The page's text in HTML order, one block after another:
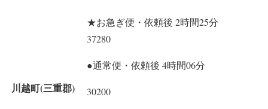
川越町(三重郡)
★お急ぎ便・依頼後 2時間25分
37280
●通常便・依頼後 4時間06分
30200